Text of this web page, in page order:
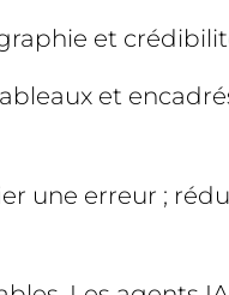
et
et
une erreur ;